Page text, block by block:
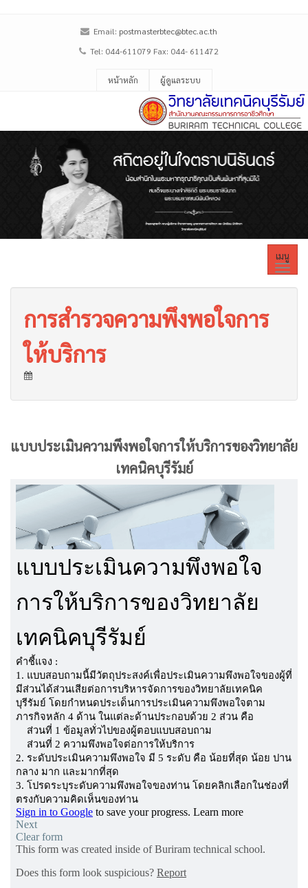
Email: postmasterbtec@btec.ac.th
Tel: 044-611079 Fax: 044- 611472
หน้าหลัก ผู้ดูแลระบบ
เมนู
การสำรวจความพึงพอใจการ
ให้บริการ
แบบประเมินความพึงพอใจการให้บริการของวิทยาลัย
เทคนิคบุรีรัมย์